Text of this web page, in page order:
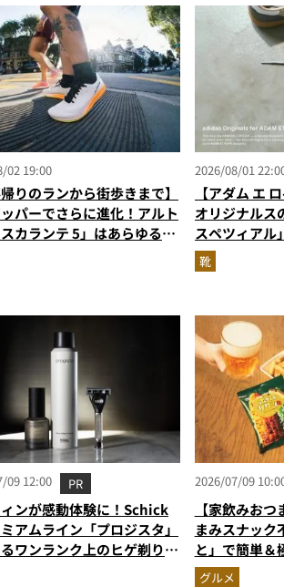
02 19:00
帰りのランから街歩きまで】
パーでさらに進化！アルト
カランテ 5」はあらゆるシ
り添う大人の相棒だ
2026/08/01
【アダム エ
オリジナルス
スペツィアル
に！
靴
09 12:00 PR
ンが感動体験に！Schick
アムライン「プロジスタ」
ワンランク上のヒゲ剃り習
2026/07/09
【家飲みお
まみスナック
と」で簡単＆
グルメ